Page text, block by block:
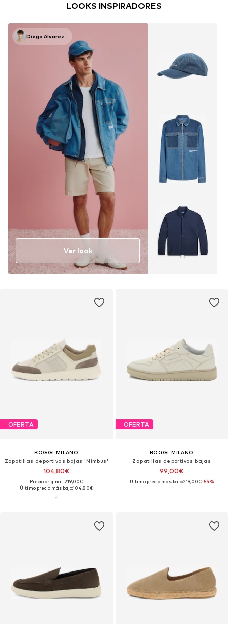
LOOKS INSPIRADORES
Diego Alvarez
Ver look
OFERTA
BOGGI MILANO
Zapatillas deportivas bajas 'Nimbus'
104,80€
Precio original: 219,00€
Último precio más bajo:104,80€
OFERTA
BOGGI MILANO
Zapatillas deportivas bajas
99,00€
Último precio más bajo:219,00€-54%